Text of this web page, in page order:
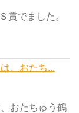
でました。
、おたち...
おたちゅう鶴